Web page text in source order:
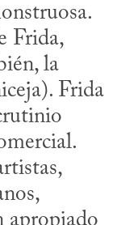
Frida,
la
Frida